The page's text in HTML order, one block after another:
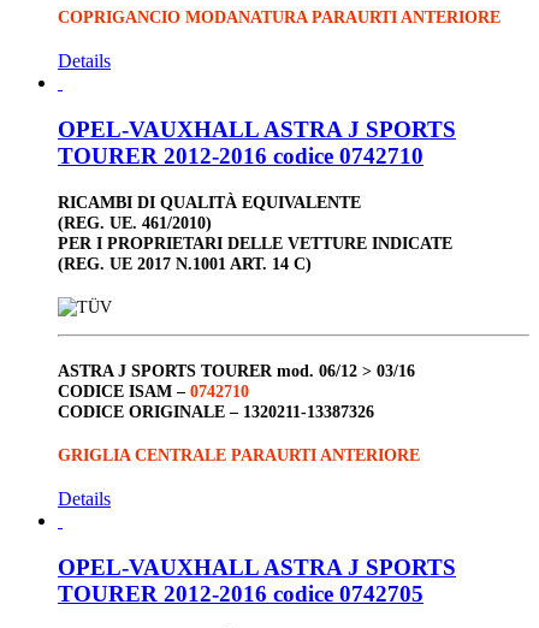
COPRIGANCIO MODANATURA PARAURTI ANTERIORE
Details
OPEL-VAUXHALL ASTRA J SPORTS
TOURER 2012-2016 codice 0742710
RICAMBI DI QUALITÀ EQUIVALENTE
(REG. UE. 461/2010)
PER I PROPRIETARI DELLE VETTURE INDICATE
(REG. UE 2017 N.1001 ART. 14 C)
ASTRA J SPORTS TOURER mod. 06/12 > 03/16
CODICE ISAM – 0742710
CODICE ORIGINALE – 1320211-13387326
GRIGLIA CENTRALE PARAURTI ANTERIORE
Details
OPEL-VAUXHALL ASTRA J SPORTS
TOURER 2012-2016 codice 0742705